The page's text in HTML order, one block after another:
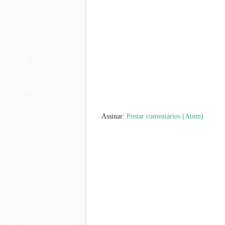
Assinar: Postar comentários (Atom)